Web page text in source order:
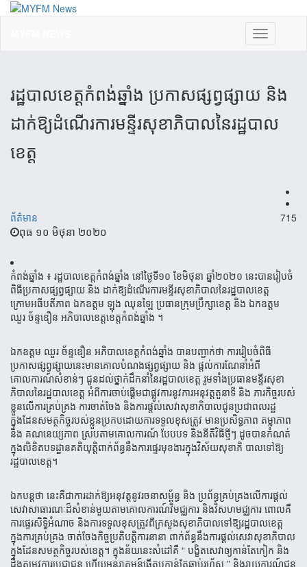
Toggle
navigation
រដ្ឋបាលខេត្តកំពង់ឆ្នាំង ប្រកាស​ផ្សព្វផ្សាយ និង​
ដាក់​ឱ្យ​ដំណើរ​ការ​មន្ទីរ​សុខា​ភិបាល​នៃ​រដ្ឋបាល
ខេត្ត
715
ព័ត៌មាន
ពុធ ១០ មិថុនា ២០២០
កំពង់ឆ្នាំង ៖ រដ្ឋបាលខេត្តកំពង់ឆ្នាំង នៅថ្ងៃទី១០ ខែមិថុនា ឆ្នាំ២០២០ នេះបានរៀបចំ
ពិធីប្រកាសផ្សព្វផ្សាយ និង ដាក់ឱ្យ​ដំណើរ​ការមន្ទីរ​សុខាភិបាលនៃរដ្ឋបាលខេត្ត
ក្រោមអធីបតីភាព ឯកឧត្តម ឡុង ឈុនឡៃ ប្រធានក្រុមប្រឹក្សាខេត្ត និង ឯកឧត្តម
ឈួរ ច័ន្ទ​ឌឿន អភិបាលខេត្តខេត្តកំពង់ឆ្នាំង ។
ឯកឧត្តម ឈួរ ច័ន្ទឌឿន អភិបាលខេត្តកំពង់ឆ្នាំង បានបញ្ជាក់ថា ការរៀបចំពិធី
ប្រកាសផ្សព្វផ្សាយ​នេះមានគោល​បំណង​ផ្សព្វ​ផ្សាយ​ និង ផ្តល់ការណែនាំអំពី
គោលការណ៍សំខាន់ៗ ជូនដល់ថ្នាក់ដឹកនាំនៃរដ្ឋបាលខេត្ត រួមទាំងប្រធានមន្ទីរសុខា​
ភិបាល​នៃ​រដ្ឋ​បាល​ខេត្ត អំពីការចាប់ផ្តើមជាផ្លូវការនូវការអនុវត្តតួនាទី និង ភារកិច្ចរបស់
ខ្លួនលើការគ្រប់គ្រង ការចាត់ចែង និងការ​ផ្តល់​សេវា​​សុខាភិបាលជូនប្រជាពលរដ្ឋ
ក្នុងដែនសមត្ថកិច្ចរបស់ខ្លួនប្រកបដោយការទទួលខុសត្រូវ មានប្រសិទ្ធភាព តម្លាភាព
និង គណនេយ្យភាព ស្របតាមគោលការណ៍ បែបបទ និងនីតិវិធីថ្មីៗ ដូចបានកំណត់
ក្នុងលិខិតបទដ្ឋានគតិយុត្តិពាក់ព័ន្ធនឹង​ការ​ផ្ទេរ​មុខងារក្នុងវិស័យសុខាភិ បាលទៅឱ្យ
រដ្ឋបាលខេត្ត។
ឯកបន្តថា នេះគឺជាការដាក់ឱ្យអនុវត្តនូវរចនាសម្ព័ន្ធ និង ប្រព័ន្ធគ្រប់គ្រងលើការផ្តល់​
សេវាសាធារណៈ​ដ៏សំខាន់​មួយ​តាម​គោល​ការណ៍​វិមជ្ឈការ និងវិសហមជ្ឈការ ពោលគឺ
ការផ្ទេរសិទ្ធិអំណាច និងការទទួលខុសត្រូវពីក្រសួងសុខាភិបាលទៅ​ឱ្យរដ្ឋបាល​ខេត្ត
ក្នុងការគ្រប់គ្រង ចាត់ចែងកិច្ចប្រតិបត្តិការនានា ពាក់ព័ន្ធនឹងការផ្តល់សេវាសុខាភិបាល
ក្នុងដែនសមត្ថកិច្ចរបស់ខេត្ត។ ក្នុង​ន័យ​នេះសំដៅគឺ “ បង្ខិតសេវាឲ្យកាន់តែកៀក និង
ដឹងតម្រូវការប្រជាជន ហើយអន្តរាគមន៍ឆ្លើតបកាន់តែឆាប់រហ័ស ” និងរាយ​ការណ៍​ជូន